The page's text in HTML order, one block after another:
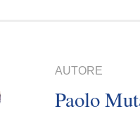
AUTORE
Paolo